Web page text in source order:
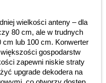
wielkości anteny – dla
80 cm, ale w trudnych
cm lub 100 cm. Konwerter
gospodarstw
zapewni niskie straty
upgrade dekodera na